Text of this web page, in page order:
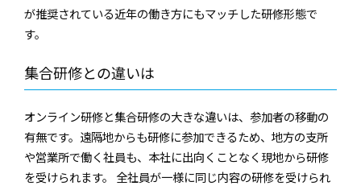
が推奨されている近年の働き方にもマッチした研修形態で
す。
集合研修との違いは
オンライン研修と集合研修の大きな違いは、参加者の移動の
有無です。遠隔地からも研修に参加できるため、地方の支所
や営業所で働く社員も、本社に出向くことなく現地から研修
を受けられます。 全社員が一様に同じ内容の研修を受けられ